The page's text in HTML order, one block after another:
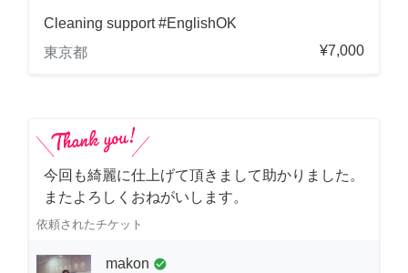
Cleaning support #EnglishOK
東京都
¥7,000
今回も綺麗に仕上げて頂きまして助かりました。
またよろしくおねがいします。
依頼されたチケット
makon check_circle